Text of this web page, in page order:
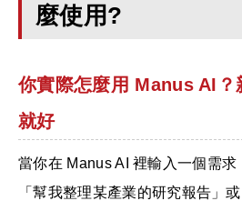
麼使用?
你實際怎麼用 Manus AI？
就好
當你在 Manus AI 裡輸入一個需求
「幫我整理某產業的研究報告」